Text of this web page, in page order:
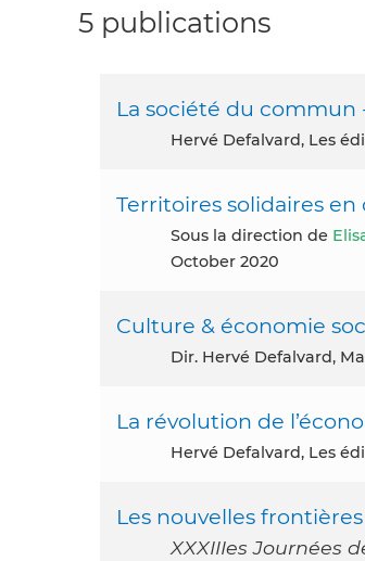
5 publications
La société du
Hervé Defalvard, Les
Territoires solidaires
Sous la direction de
October 2020
Culture & économie
Dir. Hervé Defalvard,
La révolution de
Hervé Defalvard, Les
Les nouvelles
XXXIIIes Journées